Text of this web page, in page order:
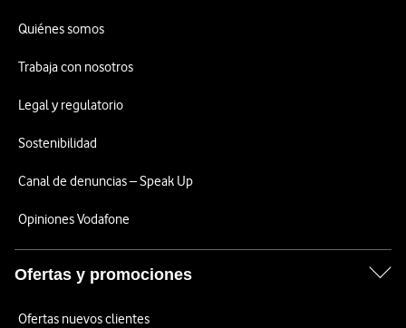
Quiénes somos
Trabaja con nosotros
Legal y regulatorio
Sostenibilidad
Canal de denuncias – Speak Up
Opiniones Vodafone
Ofertas y promociones
Ofertas nuevos clientes